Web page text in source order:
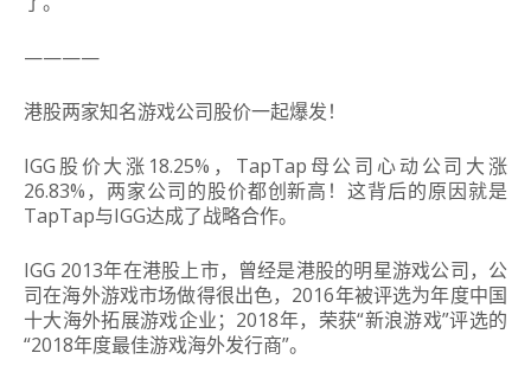
————
港股两家知名游戏公司股价一起爆发！
IGG股价大涨18.25%，TapTap母公司心动公司大涨
26.83%，两家公司的股价都创新高！这背后的原因就是
TapTap与IGG达成了战略合作。
IGG 2013年在港股上市，曾经是港股的明星游戏公司，公
司在海外游戏市场做得很出色，2016年被评选为年度中国
十大海外拓展游戏企业；2018年，荣获“新浪游戏”评选的
“2018年度最佳游戏海外发行商”。